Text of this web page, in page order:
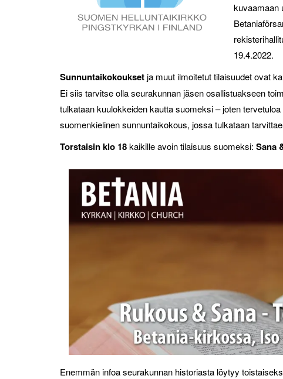
kuvaamaan
19.4.2022.
Sunnuntaikokouksetja muut ilmoitetut tilaisuudet ovat
Ei siis tarvitse olla seurakunnan jäsen osallistuakseen
tulkataan kuulokkeiden kautta suomeksi – joten
suomenkielinen sunnuntaikokous, jossa tulkataan
Torstaisin klo 18kaikille avoin tilaisuus suomeksi: Sana
Enemmän infoa seurakunnan historiasta löytyy